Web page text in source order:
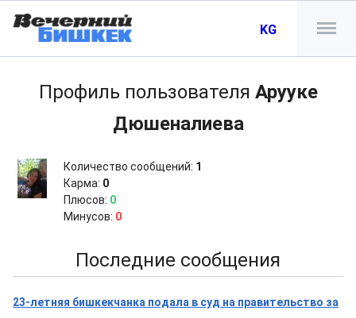
KG
Профиль пользователя Арууке
Дюшеналиева
Количество сообщений: 1
Карма: 0
Плюсов: 0
Минусов: 0
Последние сообщения
23-летняя бишкекчанка подала в суд на правительство за